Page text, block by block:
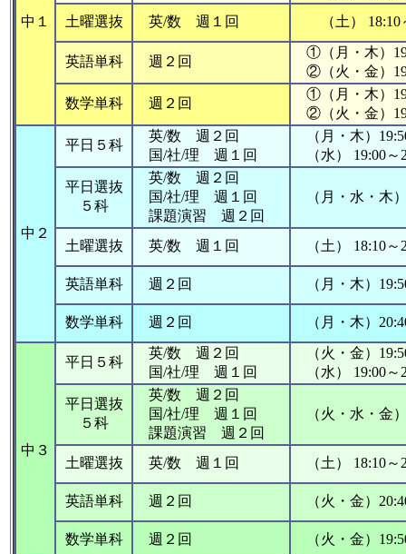
中１
土曜選抜
英/数 週１回 （土） 18:10
英語単科 週２回
①（月・木）
②（火・金）
数学単科 週２回
①（月・木）
②（火・金）
中２
平日５科
英/数 週２回
国/社/理 週１回
（月・木）
（水） 19:00～
平日選抜
５科
英/数 週２回
国/社/理 週１回
課題演習 週２回
（月・水・木）
土曜選抜 英/数 週１回 （土） 18:10～
英語単科 週２回 （月・木）
数学単科 週２回 （月・木）
中３
平日５科
英/数 週２回
国/社/理 週１回
（火・金）
（水）
平日選抜
５科
英/数 週２回
国/社/理 週１回
課題演習 週２回
（火・水・金）
土曜選抜 英/数 週１回 （土） 18:10～
英語単科 週２回 （火・金）
数学単科 週２回 （火・金）